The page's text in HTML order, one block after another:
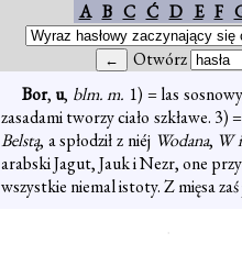
A B C Ć D E F
Otwórz
Bor, u, blm. m. 1) = las
zasadami tworzy ciało szkławe. 3) =
Belstą, a spłodził z niéj Wodana, W
arabski Jagut, Jauk i Nezr, one
wszystkie niemal istoty. Z mięsa